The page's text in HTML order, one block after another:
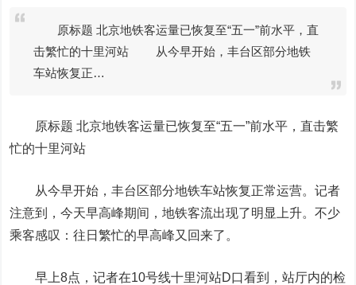
原标题 北京地铁客运量已恢复至“五一”前水平，直
击繁忙的十里河站 从今早开始，丰台区部分地铁
车站恢复正…
原标题 北京地铁客运量已恢复至“五一”前水平，直击繁
忙的十里河站
从今早开始，丰台区部分地铁车站恢复正常运营。记者
注意到，今天早高峰期间，地铁客流出现了明显上升。不少
乘客感叹：往日繁忙的早高峰又回来了。
早上8点，记者在10号线十里河站D口看到，站厅内的检